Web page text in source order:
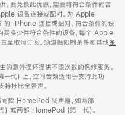
要兑换此优惠，需要将符合条件的音
设备连接或配对。为 Apple
iPhone 连接或配对。符合条件的设
买多少件符合条件的设备，每个 Apple
至取消订阅。须遵循限制条件和其他条
意外损坏提供不限次数的保修服务。
代) 上，空间音频适用于支持此功
杜比全景声。
款 HomePod 扬声器，如两部
) 或两部 HomePod (第一代)。